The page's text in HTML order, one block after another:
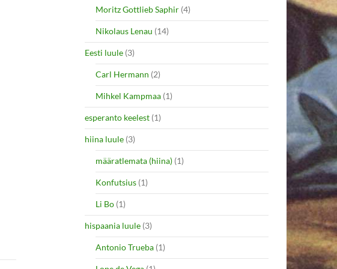
Moritz Gottlieb Saphir (4)
Nikolaus Lenau (14)
Eesti luule (3)
Carl Hermann (2)
Mihkel Kampmaa (1)
esperanto keelest (1)
hiina luule (3)
määratlemata (hiina) (1)
Konfutsius (1)
Li Bo (1)
hispaania luule (3)
Antonio Trueba (1)